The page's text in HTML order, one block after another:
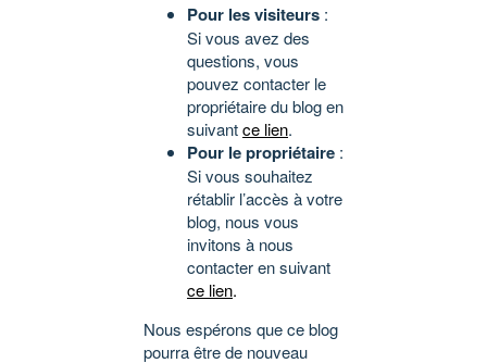
Pour les visiteurs :
Si vous avez des
questions, vous
pouvez contacter le
propriétaire du blog en
suivantce lien.
Pour le propriétaire :
Si vous souhaitez
rétablir l’accès à votre
blog, nous vous
invitons à nous
contacter en suivant
ce lien.
Nous espérons que ce blog
pourra être de nouveau